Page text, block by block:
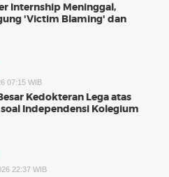
Internship Meninggal,
'Victim Blaming' dan
07:15 WIB
Kedokteran Lega atas
Independensi Kolegium
22:37 WIB